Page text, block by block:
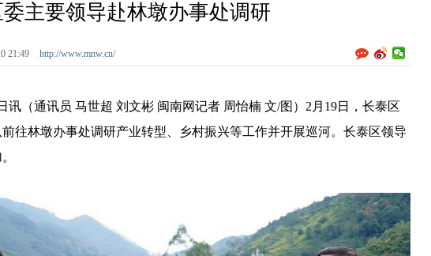
主要领导赴林墩办事处调研
21:49 http://www.mnw.cn/
（通讯员 马世超 刘文彬 闽南网记者 周怡楠 文/图）2月19日，长泰区
往林墩办事处调研产业转型、乡村振兴等工作并开展巡河。长泰区领导